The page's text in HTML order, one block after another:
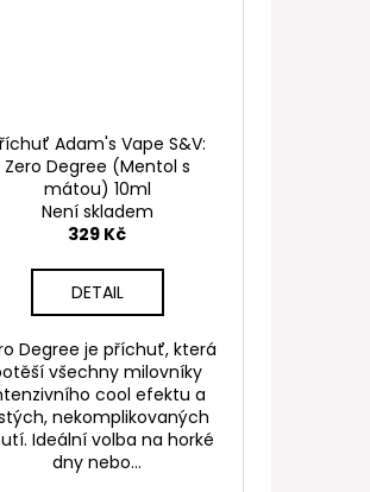
Adam's Vape S&V:
Zero Degree (Mentol s
mátou) 10ml
Není skladem
329 Kč
DETAIL
Degree je příchuť, která
všechny milovníky
cool efektu a
nekomplikovaných
Ideální volba na horké
dny nebo...